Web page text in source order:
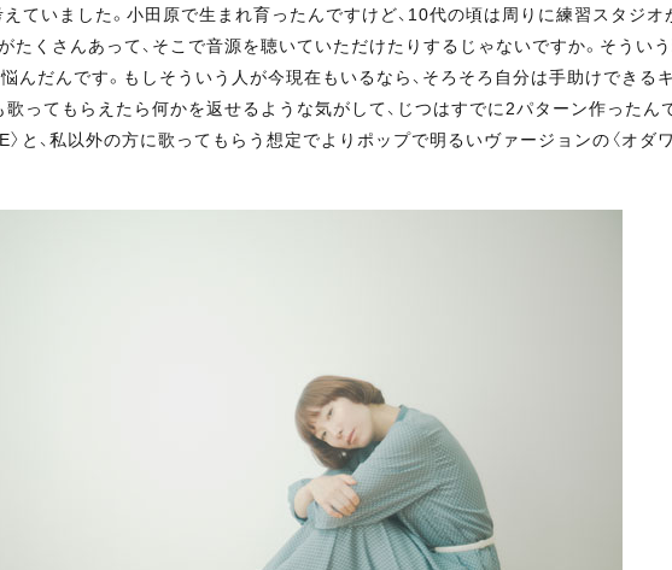
ていました。小田原で生まれ育ったんですけど、10代の頃は周りに練習スタジ
くさんあって、そこで音源を聴いていただけたりするじゃないですか。そうい
んだんです。もしそういう人が今現在もいるなら、そろそろ自分は手助けでき
ってもらえたら何かを返せるような気がして、じつはすでに2パターン作ったん
と、私以外の方に歌ってもらう想定でよりポップで明るいヴァージョンの〈オダ